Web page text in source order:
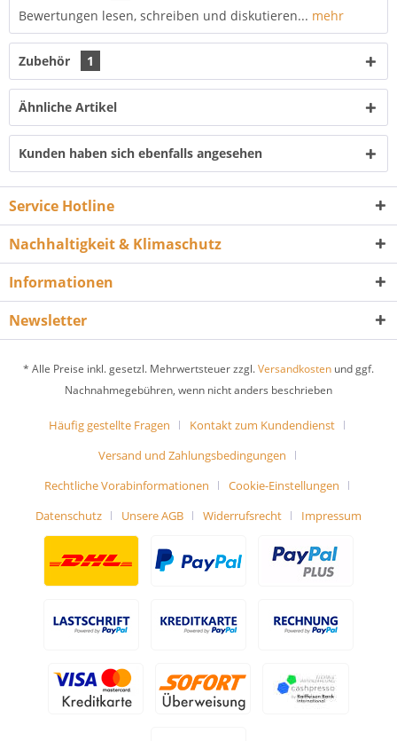
Bewertungen lesen, schreiben und diskutieren... mehr
Zubehör 1
Ähnliche Artikel
Kunden haben sich ebenfalls angesehen
Service Hotline
Nachhaltigkeit & Klimaschutz
Informationen
Newsletter
* Alle Preise inkl. gesetzl. Mehrwertsteuer zzgl.Versandkosten und ggf.
Nachnahmegebühren, wenn nicht anders beschrieben
Häufig gestellte Fragen
Kontakt zum Kundendienst
Versand und Zahlungsbedingungen
Rechtliche Vorabinformationen
Cookie-Einstellungen
Datenschutz
Unsere AGB Widerrufsrecht Impressum